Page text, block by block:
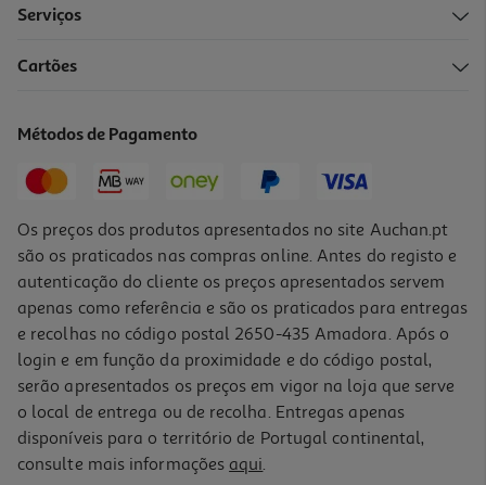
4.9
Tv Oled Lg 65c56lb (65" 4k Smart 164cm)
Serviços
Cartões
Métodos de Pagamento
Os preços dos produtos apresentados no site Auchan.pt
são os praticados nas compras online. Antes do registo e
autenticação do cliente os preços apresentados servem
apenas como referência e são os praticados para entregas
e recolhas no código postal 2650-435 Amadora. Após o
login e em função da proximidade e do código postal,
serão apresentados os preços em vigor na loja que serve
o local de entrega ou de recolha. Entregas apenas
disponíveis para o território de Portugal continental,
consulte mais informações aqui.